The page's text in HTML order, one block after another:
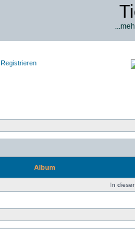
Registrieren
Album
In